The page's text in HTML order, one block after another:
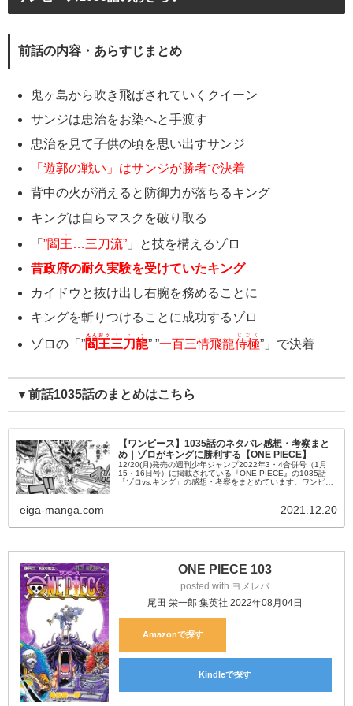
前話の内容・あらすじまとめ
鬼ヶ島から吹き飛ばされていくクイーン
サンジは忠治をお染へと手渡す
忠治を見て子供の頃を思い出すサンジ
「遊郭の戦い」はサンジが勝者で決着
背中の火が消えると防御力が落ちるキング
キングは自らマスクを破り取る
「”閻王
・・
…三刀流” 」と技を構えるゾロ
昔政府の耐久実験を受けていたキング
カイドウと抜け出し右腕を務めることに
キングを斬りつけることに成功するゾロ
ゾロの「”閻王
えんおう
三刀龍
・・・
” ”一百三情飛龍侍極
じごく
”」で決着
▼前話1035話のまとめはこちら
【ワンピース】1035話のネタバレ感想・考察まと
め｜ゾロがキングに勝利する【ONE PIECE】
12/20(月)発売の週刊少年ジャンプ2022年3・4合併号（1月
15・16日号）に掲載されている『ONE PIECE』の1035話
「ゾロvs.キング」の感想・考察をまとめています。ワンピー
eiga-manga.com 2021.12.20
ONE PIECE 103
posted with ヨメレバ
尾田 栄一郎 集英社 2022年08月04日
Amazon
Kindle